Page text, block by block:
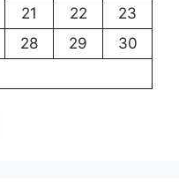
21 22
23
28 29
30